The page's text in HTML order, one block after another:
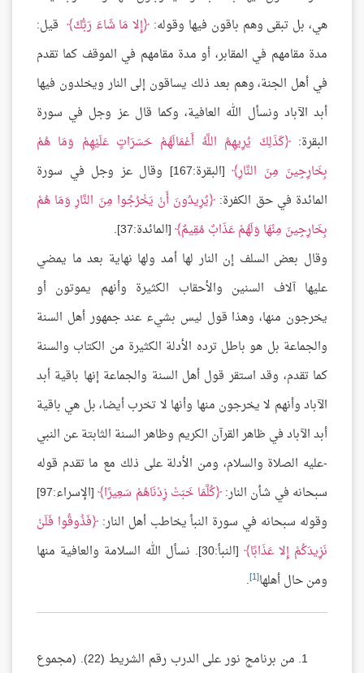
هي، بل تبقى وهم باقون فيها وقوله: إِلا مَا شَاءَ رَبُّكَ
قيل:
مدة مقامهم في المقابر، أو مدة مقامهم في الموقف كما تقدم
في أهل الجنة، وهم بعد ذلك يساقون إلى النار ويخلدون فيها
أبد الآباد ونسأل الله العافية، وكما قال عز وجل في سورة
البقرة: كَذَلِكَ يُرِيهِمُ اللَّهُ أَعْمَالَهُمْ حَسَرَاتٍ عَلَيْهِمْ وَمَا هُمْ
بِخَارِجِينَ مِنَ النَّارِ
[البقرة:167] وقال عز وجل في سورة
المائدة في حق الكفرة: يُرِيدُونَ أَنْ يَخْرُجُوا مِنَ النَّارِ وَمَا هُمْ
بِخَارِجِينَ مِنْهَا وَلَهُمْ عَذَابٌ مُقِيمٌ [المائدة:37].
وقال بعض السلف إن النار لها أمد ولها نهاية بعد ما يمضي
عليها آلاف السنين والأحقاب الكثيرة وأنهم يموتون أو
يخرجون منها، وهذا قول ليس بشيء عند جمهور أهل السنة
والجماعة بل هو باطل ترده الأدلة الكثيرة من الكتاب والسنة
كما تقدم، وقد استقر قول أهل السنة والجماعة إنها باقية أبد
الآباد وأنهم لا يخرجون منها وأنها لا تخرب أيضا، بل هي باقية
أبد الآباد في ظاهر القرآن الكريم وظاهر السنة الثابتة عن النبي
-عليه الصلاة والسلام، ومن الأدلة على ذلك مع ما تقدم قوله
سبحانه في شأن النار: كُلَّمَا خَبَتْ زِدْنَاهُمْ سَعِيرًا
[الإسراء:97]
وقوله سبحانه في سورة النبأ يخاطب أهل النار: فَذُوقُوا فَلَنْ
نَزِيدَكُمْ إِلا عَذَابًا
[النبأ:30]. نسأل الله السلامة والعافية منها
ومن حال أهلها[1]
.
من برنامج نور على الدرب رقم الشريط (22). (مجموع